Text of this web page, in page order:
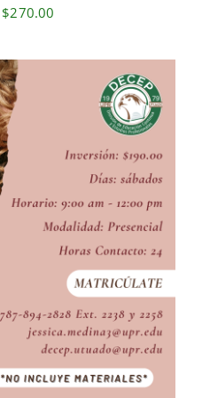
Original
was:
$300.00.
$270.00
is:
$270.00.